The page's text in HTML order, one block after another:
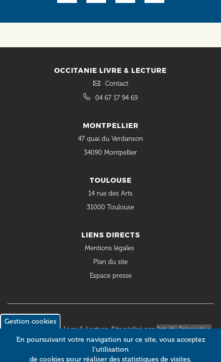
OCCITANIE LIVRE & LECTURE
Contact
04 67 17 94 69
MONTPELLIER
47 quai du Verdanson
34090 Montpellier
TOULOUSE
14 rue des Arts
31000 Toulouse
LIENS DIRECTS
Mentions légales
Plan du site
Espace presse
© 2018 Occitanie Livre & Lecture. Site réalisé parIntuitiv Interactive
Gestion cookies
En poursuivant votre navigation sur ce site, vous acceptez
l’utilisation
de cookies pour réaliser des statistiques de visites.